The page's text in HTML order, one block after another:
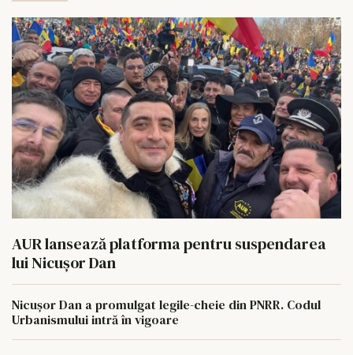
AUR lansează platforma pentru suspendarea
lui Nicușor Dan
Nicușor Dan a promulgat legile-cheie din PNRR. Codul
Urbanismului intră în vigoare